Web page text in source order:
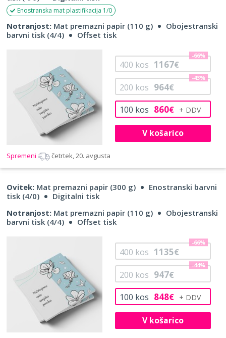
Enostranska mat plastifikacija 1/0
Notranjost: Mat premazni papir (110 g)
Obojestranski
barvni tisk (4/4)
Offset tisk
100 kos 860€
200 kos 964€
-43%
400 kos 1167€
-66%
V košarico
Spremeni četrtek, 20. avgusta
Ovitek: Mat premazni papir (300 g)
Enostranski barvni
tisk (4/0)
Digitalni tisk
Notranjost: Mat premazni papir (110 g)
Obojestranski
barvni tisk (4/4)
Offset tisk
100 kos 848€
200 kos 947€
-44%
400 kos 1135€
-66%
V košarico